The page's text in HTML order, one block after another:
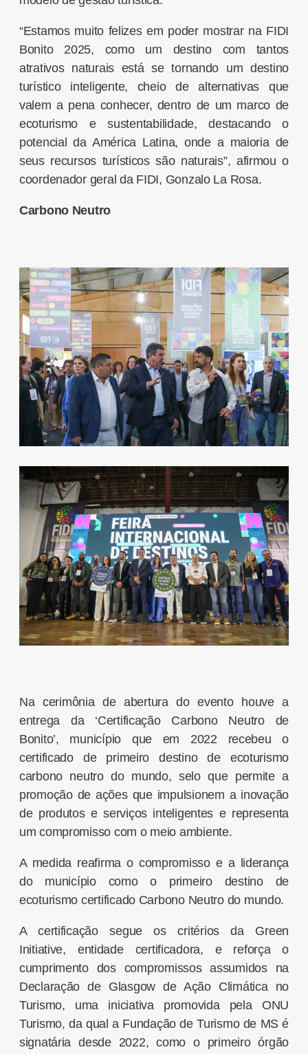
“Estamos muito felizes em poder mostrar na FIDI
Bonito 2025, como um destino com tantos
atrativos naturais está se tornando um destino
turístico inteligente, cheio de alternativas que
valem a pena conhecer, dentro de um marco de
ecoturismo e sustentabilidade, destacando o
potencial da América Latina, onde a maioria de
seus recursos turísticos são naturais”, afirmou o
coordenador geral da FIDI, Gonzalo La Rosa.
Carbono Neutro
Na cerimônia de abertura do evento houve a
entrega da ‘Certificação Carbono Neutro de
Bonito’, município que em 2022 recebeu o
certificado de primeiro destino de ecoturismo
carbono neutro do mundo, selo que permite a
promoção de ações que impulsionem a inovação
de produtos e serviços inteligentes e representa
um compromisso com o meio ambiente.
A medida reafirma o compromisso e a liderança
do município como o primeiro destino de
ecoturismo certificado Carbono Neutro do mundo.
A certificação segue os critérios da Green
Initiative, entidade certificadora, e reforça o
cumprimento dos compromissos assumidos na
Declaração de Glasgow de Ação Climática no
Turismo, uma iniciativa promovida pela ONU
Turismo, da qual a Fundação de Turismo de MS é
signatária desde 2022, como o primeiro órgão